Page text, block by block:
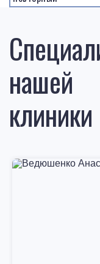
нашей
клиники